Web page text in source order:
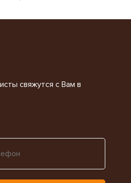
свяжутся с Вам в